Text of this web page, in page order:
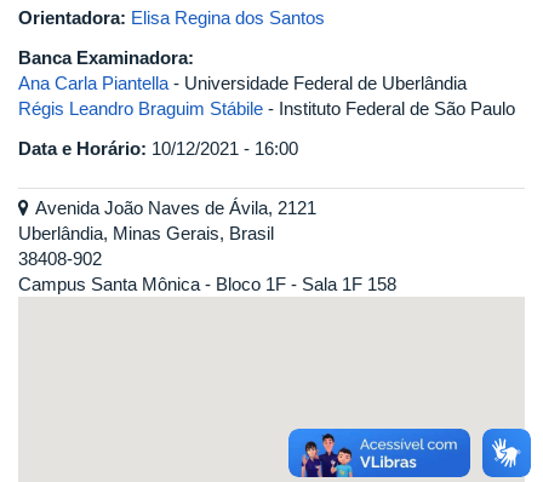
Orientadora: Elisa Regina dos Santos
Banca Examinadora:
Ana Carla Piantella - Universidade Federal de Uberlândia
Régis Leandro Braguim Stábile - Instituto Federal de São Paulo
Data e Horário: 10/12/2021 - 16:00
Avenida João Naves de Ávila, 2121
Uberlândia, Minas Gerais, Brasil
38408-902
Campus Santa Mônica - Bloco 1F - Sala 1F 158